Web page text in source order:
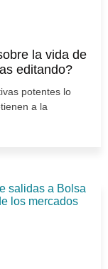
la vida de
editando?
potentes lo
a la